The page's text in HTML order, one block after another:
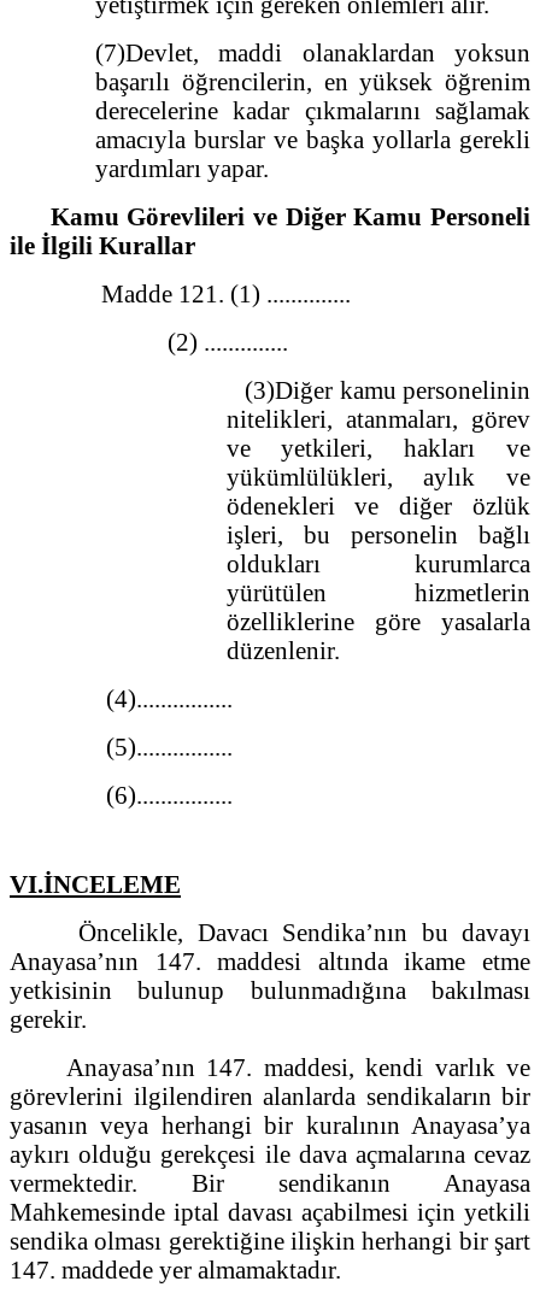
(7)Devlet, maddi olanaklardan yoksun
başarılı öğrencilerin, en yüksek öğrenim
derecelerine kadar çıkmalarını sağlamak
amacıyla burslar ve başka yollarla gerekli
yardımları yapar.
Kamu Görevlileri ve Diğer Kamu Personeli
ile İlgili Kurallar
Madde 121. (1) ..............
(2) ..............
(3)Diğer kamu personelinin
nitelikleri, atanmaları, görev
ve yetkileri, hakları ve
yükümlülükleri, aylık ve
ödenekleri ve diğer özlük
işleri, bu personelin bağlı
oldukları kurumlarca
yürütülen hizmetlerin
özelliklerine göre yasalarla
düzenlenir.
(4)................
(5)................
(6)................
VI.İNCELEME
Öncelikle, Davacı Sendika’nın bu davayı
Anayasa’nın 147. maddesi altında ikame etme
yetkisinin bulunup bulunmadığına bakılması
gerekir.
Anayasa’nın 147. maddesi, kendi varlık ve
görevlerini ilgilendiren alanlarda sendikaların bir
yasanın veya herhangi bir kuralının Anayasa’ya
aykırı olduğu gerekçesi ile dava açmalarına cevaz
vermektedir. Bir sendikanın Anayasa
Mahkemesinde iptal davası açabilmesi için yetkili
sendika olması gerektiğine ilişkin herhangi bir şart
147. maddede yer almamaktadır.